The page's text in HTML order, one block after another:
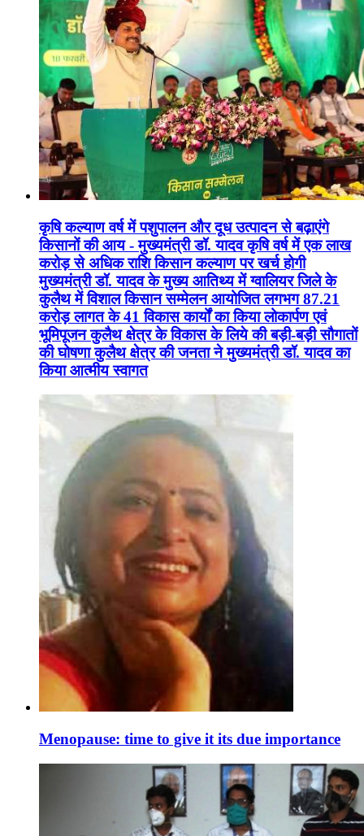
कृषि कल्याण वर्ष में पशुपालन और दूध उत्पादन से बढ़ाएंगे
किसानों की आय - मुख्यमंत्री डॉ. यादव कृषि वर्ष में एक लाख
करोड़ से अधिक राशि किसान कल्याण पर खर्च होगी
मुख्यमंत्री डॉ. यादव के मुख्य आतिथ्य में ग्वालियर जिले के
कुलैथ में विशाल किसान सम्मेलन आयोजित लगभग 87.21
करोड़ लागत के 41 विकास कार्यों का किया लोकार्पण एवं
भूमिपूजन कुलैथ क्षेत्र के विकास के लिये की बड़ी-बड़ी सौगातों
की घोषणा कुलैथ क्षेत्र की जनता ने मुख्यमंत्री डॉ. यादव का
किया आत्मीय स्वागत
Menopause: time to give it its due importance